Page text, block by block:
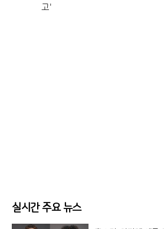
고'
실시간 주요 뉴스